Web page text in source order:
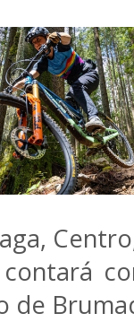
de